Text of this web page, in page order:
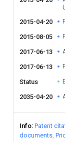
2015-04-20
2015-08-05
2017-06-13
2017-06-13
Status
2035-04-20
Info Patent
documents